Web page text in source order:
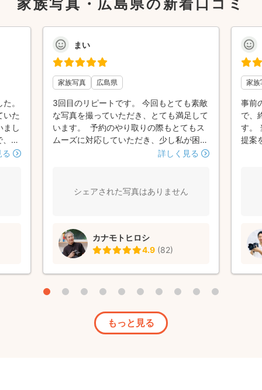
家族写真・広島県の新着口コミ
。
いた
まし
い
、全
まい
家族写真 広島県
3回目のリピートです。 今回もとても素敵
な写真を撮っていただき、とても満足して
います。 予約のやり取りの際もとてもス
ムーズに対応していただき、少し私が困っ
た時にも丁寧に対応していただきました。
た。 我が家は、男の子3人でやんちゃで
す。 また、お願いしたいと思います😊
詳しく見る
シェアされた写真はありません
カナモトヒロシ
4.9 (82)
家族
事前
で、
す。
提案
もっと見る